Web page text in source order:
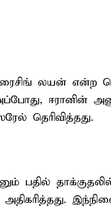
லயன் என்ற
ஈரானின்
தெரிவித்தது.
பதில்